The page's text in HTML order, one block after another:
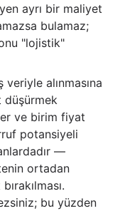
ayrı bir maliyet
bulamaz;
"lojistik"
alınmasına
düşürmek
ve birim fiyat
potansiyeli
—
ortadan
bu yüzden